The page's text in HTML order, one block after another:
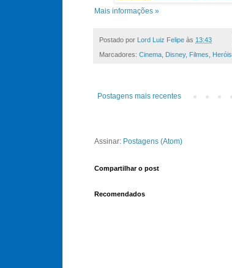
Mais informações »
Postado por Lord Luiz Felipe às 13:43
Marcadores: Cinema Disney, Filmes Heróis
Postagens mais recentes
Assinar: Postagens (Atom)
Compartilhar o post
Recomendados